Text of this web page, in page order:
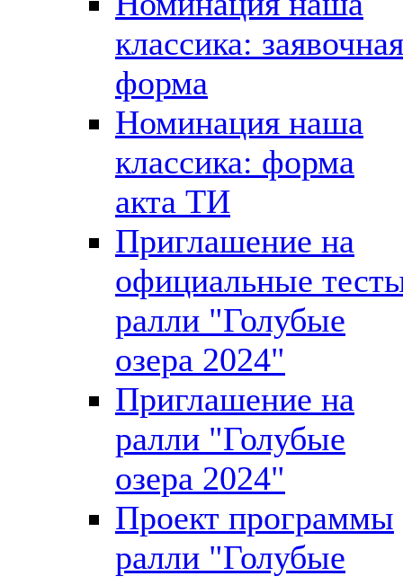
классика: заявочная
форма
Номинация наша
классика: форма
акта ТИ
Приглашение на
официальные
ралли "Голубые
озера 2024"
Приглашение на
ралли "Голубые
озера 2024"
Проект программы
ралли "Голубые